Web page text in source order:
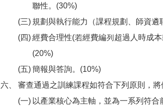
聯性。(30%)
規劃與執行能力（課程規劃、師資
經費合理性(若經費編列超過人時成
(20%)
簡報與答詢。(10%)
審查通過之訓練課程如符合下列原則，將
以產業核心為主軸，並為一系列符合